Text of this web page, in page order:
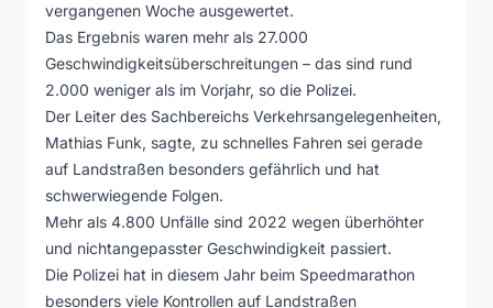
vergangenen Woche ausgewertet.
Das Ergebnis waren mehr als 27.000
Geschwindigkeitsüberschreitungen – das sind rund
2.000 weniger als im Vorjahr, so die Polizei.
Der Leiter des Sachbereichs Verkehrsangelegenheiten,
Mathias Funk, sagte, zu schnelles Fahren sei gerade
auf Landstraßen besonders gefährlich und hat
schwerwiegende Folgen.
Mehr als 4.800 Unfälle sind 2022 wegen überhöhter
und nichtangepasster Geschwindigkeit passiert.
Die Polizei hat in diesem Jahr beim Speedmarathon
besonders viele Kontrollen auf Landstraßen